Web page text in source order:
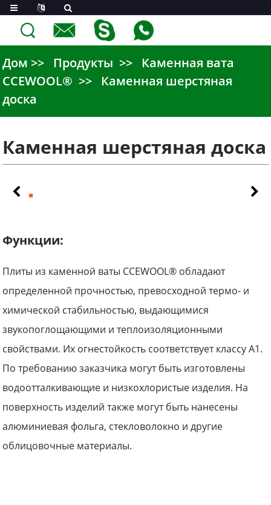
Дом Продукты
Каменная вата
CCEWOOL®
Каменная шерстяная
доска
Каменная шерстяная доска
Функции:
Плиты из каменной ваты CCEWOOL® обладают
определенной прочностью, превосходной термо- и
химической стабильностью, выдающимися
звукопоглощающими и теплоизоляционными
свойствами. Их огнестойкость соответствует классу А1.
По требованию заказчика могут быть изготовлены
водоотталкивающие и низкохлористые изделия. На
поверхность изделий также могут быть нанесены
алюминиевая фольга, стекловолокно и другие
облицовочные материалы.